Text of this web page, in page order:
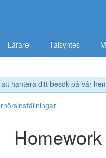
hantera ditt besök på vår
Lärare Talsyntes